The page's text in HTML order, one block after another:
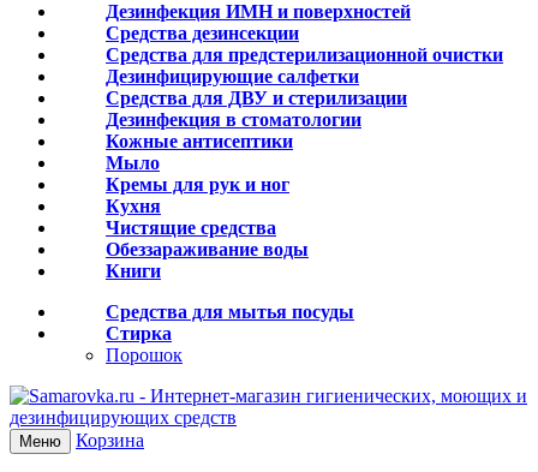
Дезинфекция ИМН и поверхностей
Средства дезинсекции
Средства для предстерилизационной очистки
Дезинфицирующие салфетки
Средства для ДВУ и cтерилизации
Дезинфекция в стоматологии
Кожные антисептики
Мыло
Кремы для рук и ног
Кухня
Чистящие средства
Обеззараживание воды
Книги
Средства для мытья посуды
Стирка
Порошок
Меню Корзина